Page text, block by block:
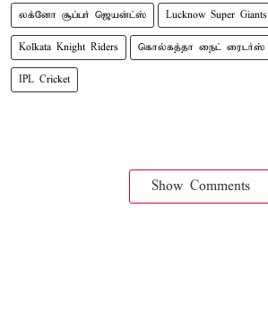
லக்னோ சூப்பர் ஜெயன்ட்ஸ் Lucknow Super Giants
Kolkata Knight Riders கொல்கத்தா நைட் ரைடர்ஸ்
IPL Cricket
Show Comments